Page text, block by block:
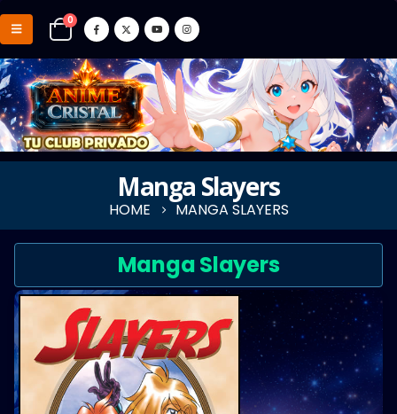
0
Manga Slayers
HOME MANGA SLAYERS
Manga Slayers